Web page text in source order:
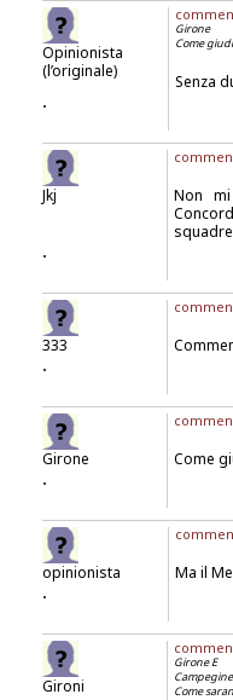
Opinionista
(l’originale)
Girone
Come
Senza
.
Jkj
Non
.
333
.
Girone
Come
.
opinionista
Ma il
.
Gironi
Girone E
Come